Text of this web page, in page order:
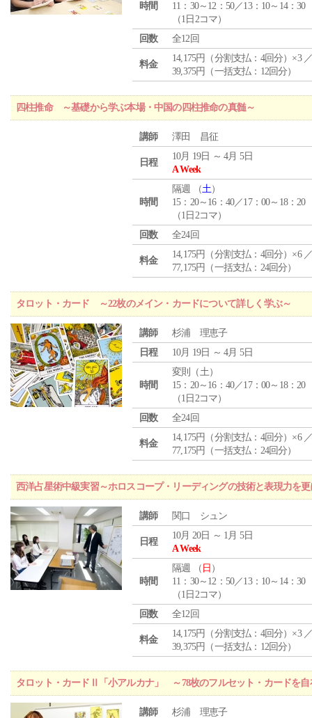
時間
11：30～12：50／13：10～14：30
（1日2コマ）
回数
全12回
料金
14,175円（分割支払：4回分）×3
39,375円（一括支払：12回分）
四柱推命 ～基礎から学ぶ本場・中国の四柱推命の真髄～
講師 澤田 昌征
日程
10月 19日 ～ 4月 5日
A Week
時間
隔週 （土）
15：20～16：40／17：00～18：20
（1日2コマ）
回数
全24回
料金
14,175円（分割支払：4回分）×6
77,175円（一括支払：24回分）
タロット・カード ～22枚のメイン・カードについて詳しく学ぶ～
講師
杉浦 理恵子
日程
10月 19日 ～ 4月 5日
時間
変則（土）
15：20～16：40／17：00～18：20
（1日2コマ）
回数
全24回
料金
14,175円（分割支払：4回分）×6
77,175円（一括支払：24回分）
西洋占星術中級実習～ホロスコープ・リーディングの技術と表現力を
講師 関口 シュン
日程
10月 20日 ～ 1月 5日
A Week
時間
隔週 （ 日 ）
11：30～12：50／13：10～14：30
（1日2コマ）
回数
全12回
料金
14,175円（分割支払：4回分）×3
39,375円（一括支払：12回分）
タロット・カードⅡ「小アルカナ」 ～78枚のフルセット・カードを自
講師
杉浦 理恵子